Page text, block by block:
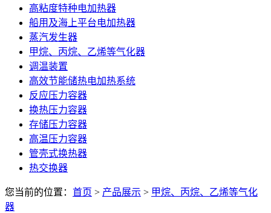
高粘度特种电加热器
船用及海上平台电加热器
蒸汽发生器
甲烷、丙烷、乙烯等气化器
调温装置
高效节能储热电加热系统
反应压力容器
换热压力容器
存储压力容器
高温压力容器
管壳式换热器
热交换器
您当前的位置： 首页 > 产品展示 > 甲烷、丙烷、乙烯等气化
器